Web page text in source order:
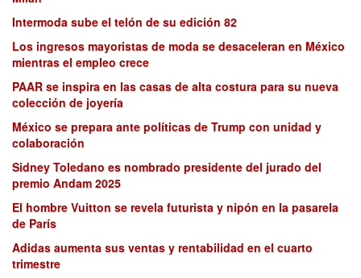
Intermoda sube el telón de su edición 82
Los ingresos mayoristas de moda se desaceleran en México
mientras el empleo crece
PAAR se inspira en las casas de alta costura para su nueva
colección de joyería
México se prepara ante políticas de Trump con unidad y
colaboración
Sidney Toledano es nombrado presidente del jurado del
premio Andam 2025
El hombre Vuitton se revela futurista y nipón en la pasarela
de París
Adidas aumenta sus ventas y rentabilidad en el cuarto
trimestre